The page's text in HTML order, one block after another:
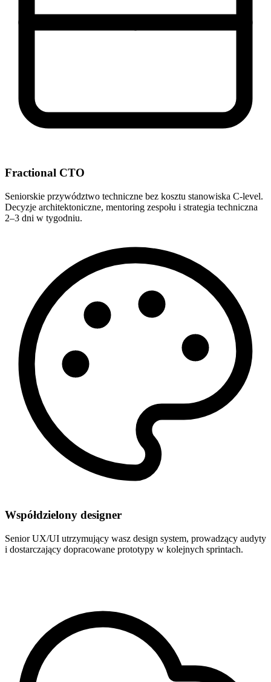
Fractional CTO
Seniorskie przywództwo techniczne bez kosztu stanowiska C-level.
Decyzje architektoniczne, mentoring zespołu i strategia techniczna
2–3 dni w tygodniu.
Współdzielony designer
Senior UX/UI utrzymujący wasz design system, prowadzący audyty
i dostarczający dopracowane prototypy w kolejnych sprintach.